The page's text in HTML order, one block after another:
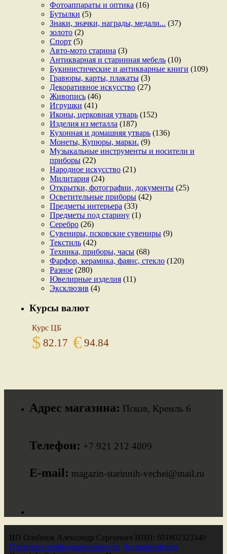
Фотоаппараты и оптика (16)
Бутылки (5)
Знаки, значки, награды, медали... (37)
золото (2)
Спорт (5)
Авто-мото старина (3)
Антикварная и старинная мебель (10)
Букинистические и антикварные книги (109)
Гравюры, карты, плакаты (3)
Декоративное искусство (27)
Живопись (46)
Игрушки (41)
Иконы, церковная утварь (152)
Изделия из металла (187)
Кухонная и домашняя утварь (136)
Монеты, Купюры, марки. (9)
Музыкальные инструменты и носители и
приборы (22)
Народное искусство (21)
Милитария (24)
Открытки, фотографии, документы (25)
Осветительные приборы (42)
Предметы интерьера (33)
Предметы под старину (1)
Серебро (26)
Сувениры, псковские сувениры (9)
Текстиль (42)
Техника, приборы, часы (68)
Фарфор, керамика, фаянс, стекло (120)
Разное (280)
Ювелирные изделия (11)
Эксклюзив (4)
Курсы валют
Курс ЦБ
$ 82.17 € 94.84
Адрес магазина: Псков, Кремль 6
Телефон: +7 921 212 4809
E-mail: magazin-starinnih-vechei@mail.ru
ИП Олейник Александр Сергеевич ИНН: 601802323340
Политика конфиденциальности Договор-оферта